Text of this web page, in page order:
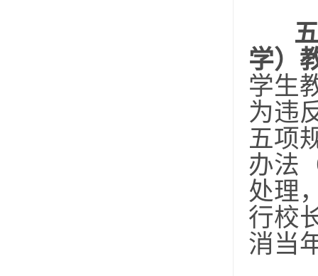
学）
学生
为违
五项
办法
处理
行校
消当